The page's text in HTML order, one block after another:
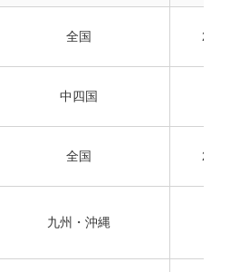
全国 280
中四国
全国 265
九州・沖縄